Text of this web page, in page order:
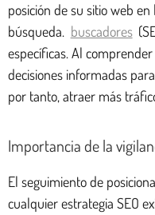
posición de su sitio web
búsqueda. buscadores
específicas. Al
decisiones informadas
por tanto, atraer más
Importancia de la
El seguimiento de
cualquier estrategia SEO